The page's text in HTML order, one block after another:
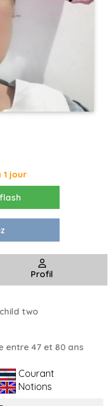
1 jour
Profil
two
entre 47 et 80 ans
Courant
Notions